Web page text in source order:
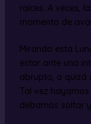
raíces. A veces,
momento de
Mirando esta
estar ante una
abrupto, o quizá
Tal vez
debamos soltar